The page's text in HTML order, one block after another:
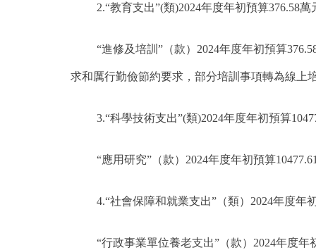
2.“教育支出”(類)2024年度年初預算376.58
“進修及培訓”（款）2024年度年初預算
求和厲行勤儉節約要求，部分培訓事項轉為線上
3.“科學技術支出”(類)2024年度年初預算
“應用研究”（款）2024年度年初預算
4.“社會保障和就業支出”（類）2024年度年
“行政事業單位養老支出”（款）2024年度